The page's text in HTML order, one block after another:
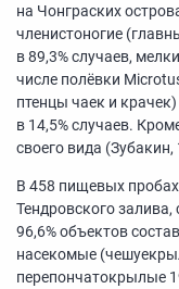
на Чонграских
членистоногие
в 89,3% случаев,
числе полёвки
птенцы чаек и
в 14,5% случаев.
своего вида (Зубакин,
В 458 пищевых
Тендровского
96,6% объектов
насекомые
перепончатокрылые